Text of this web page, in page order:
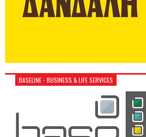
BASELINE - BUSINESS & LIFE SERVICES